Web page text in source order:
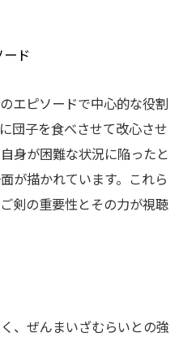
ド
エピソードで中心的な役割
団子を食べさせて改心させ
身が困難な状況に陥ったと
が描かれています。 これら
剣の重要性とその力が視聴
、ぜんまいざむらいとの強